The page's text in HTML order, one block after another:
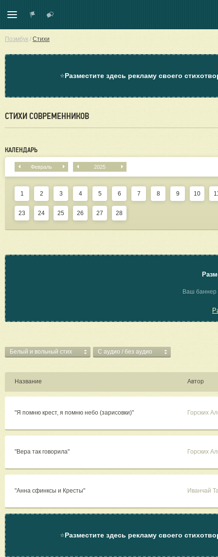
Поэмбук / Стихи
⭐Разместите здесь рекламу своего
СТИХИ СОВРЕМЕННИКОВ
КАЛЕНДАРЬ
Февраль 2025
1 2 3 4 5 6 7 8 9 10
23 24 25 26 27 28
Ваш баннер
Белый и вольный стих C аудио / без аудио
Название Автор
"Я помню крест, я помню небо (зарисовки)" Горских
"Вера так говорила" Горских
"Анна сфинксы и Кресты" Иванчай
⭐Разместите здесь рекламу своего